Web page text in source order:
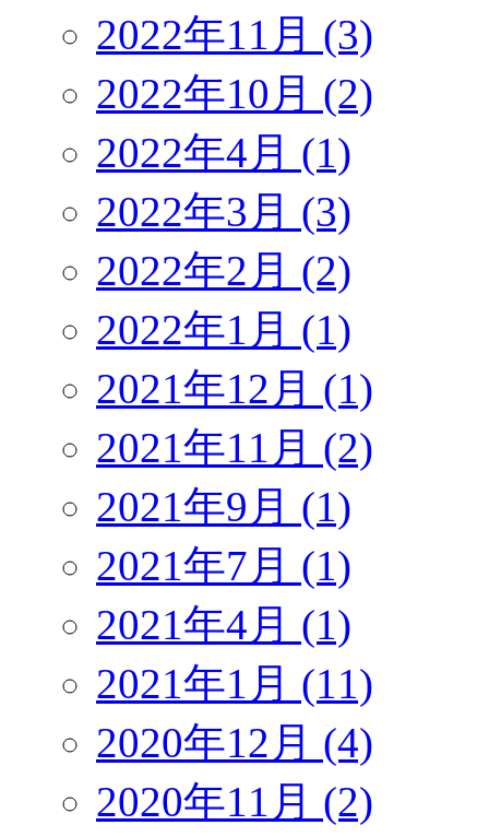
2022年11月 (3)
2022年10月 (2)
2022年4月 (1)
2022年3月 (3)
2022年2月 (2)
2022年1月 (1)
2021年12月 (1)
2021年11月 (2)
2021年9月 (1)
2021年7月 (1)
2021年4月 (1)
2021年1月 (11)
2020年12月 (4)
2020年11月 (2)